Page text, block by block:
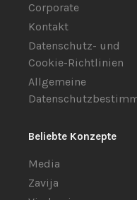
Corporate
Kontakt
Datenschutz- und
Cookie-Richtlinien
Allgemeine
Beliebte Konzepte
Media
Zavija